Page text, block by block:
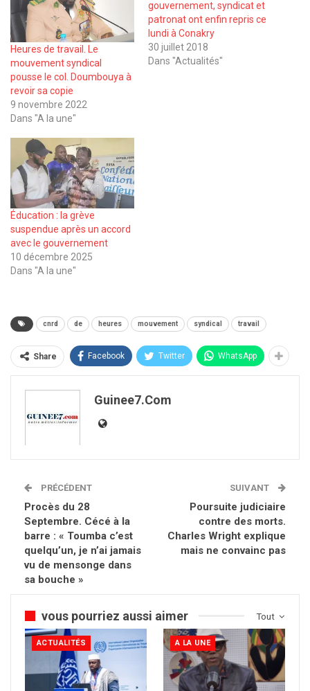
Heures de travail. Le
mouvement syndical
pousse le col. Doumbouya à
revoir sa copie
9 novembre 2022
Dans "A la une"
gouvernement, syndicat et
patronat ont enfin repris ce
lundi à Conakry
30 juillet 2018
Dans "Actualités"
Éducation : la grève
suspendue après un accord
avec le gouvernement
10 décembre 2025
Dans "A la une"
cnrd de heures mouvement syndical travail
Share Facebook Twitter WhatsApp
Guinee7.com
PRÉCÉDENT
Procès du 28
Septembre. Cécé à la
barre : « Toumba c’est
quelqu’un, je n’ai jamais
vu de mensonge dans
sa bouche »
SUIVANT
Poursuite judiciaire
contre des morts.
Charles Wright explique
mais ne convainc pas
Tout
vous pourriez aussi aimer
ACTUALITÉS A LA UNE